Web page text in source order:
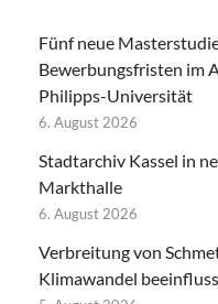
Fünf neue
Bewerbungsfristen im
Philipps-Universität
6. August 2026
Stadtarchiv Kassel in
Markthalle
6. August 2026
Verbreitung von
Klimawandel